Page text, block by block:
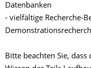
Datenbanken
- vielfältige Recherche-
Bitte beachten Sie,